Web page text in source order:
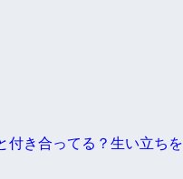
付き合ってる？生い立ちを